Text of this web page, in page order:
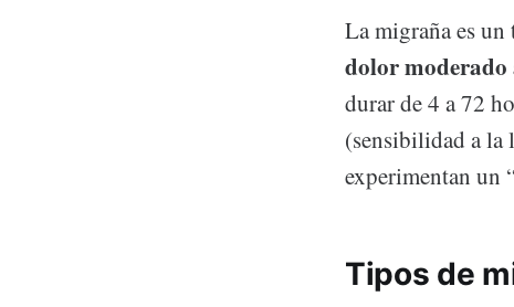
La migraña es
dolor moderado
durar de 4 a 72
(sensibilidad a la
experimentan un
Tipos de